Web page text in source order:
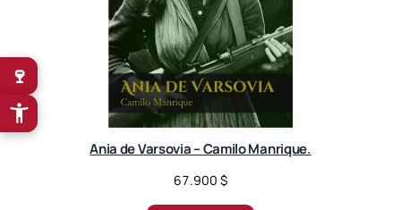
Ania de Varsovia – Camilo Manrique.
67.900 $
🍷